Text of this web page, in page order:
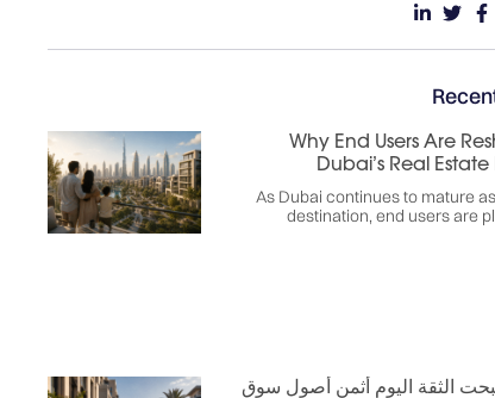
Why End Users Are
Dubai’s Real
As Dubai continues to mature
destination, end users are
الثقة اليوم أثمن أصول سوق